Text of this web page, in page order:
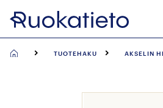
Siirry
suoraan
TUOTEHAKU AKSELIN